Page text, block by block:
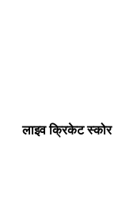
लाइव क्रिकेट स्कोर